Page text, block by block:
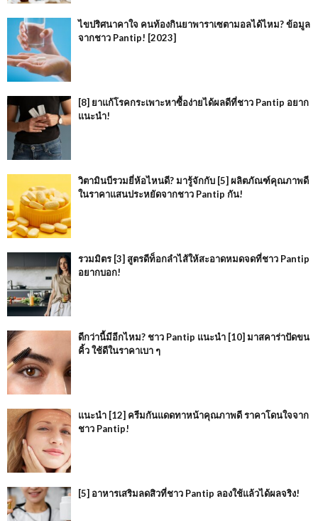
ไขปริศนาคาใจ คนท้องกินยาพาราเซตามอลได้ไหม? ข้อมูล
จากชาว Pantip! [2023]
[8] ยาแก้โรคกระเพาะหาซื้อง่ายได้ผลดีที่ชาว Pantip อยาก
แนะนำ!
วิตามินบีรวมยี่ห้อไหนดี? มารู้จักกับ [5] ผลิตภัณฑ์คุณภาพดี
ในราคาแสนประหยัดจากชาว Pantip กัน!
รวมมิตร [3] สูตรดีท็อกลำไส้ให้สะอาดหมดจดที่ชาว Pantip
อยากบอก!
ดีกว่านี้มีอีกไหม? ชาว Pantip แนะนำ [10] มาสคาร่าปัดขน
คิ้ว ใช้ดีในราคาเบา ๆ
แนะนำ [12] ครีมกันแดดทาหน้าคุณภาพดี ราคาโดนใจจาก
ชาว Pantip!
[5] อาหารเสริมลดสิวที่ชาว Pantip ลองใช้แล้วได้ผลจริง!